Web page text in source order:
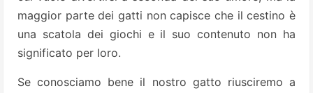
maggior parte dei gatti non capisce che il cestino è
una scatola dei giochi e il suo contenuto non ha
significato per loro.
Se conosciamo bene il nostro gatto riusciremo a